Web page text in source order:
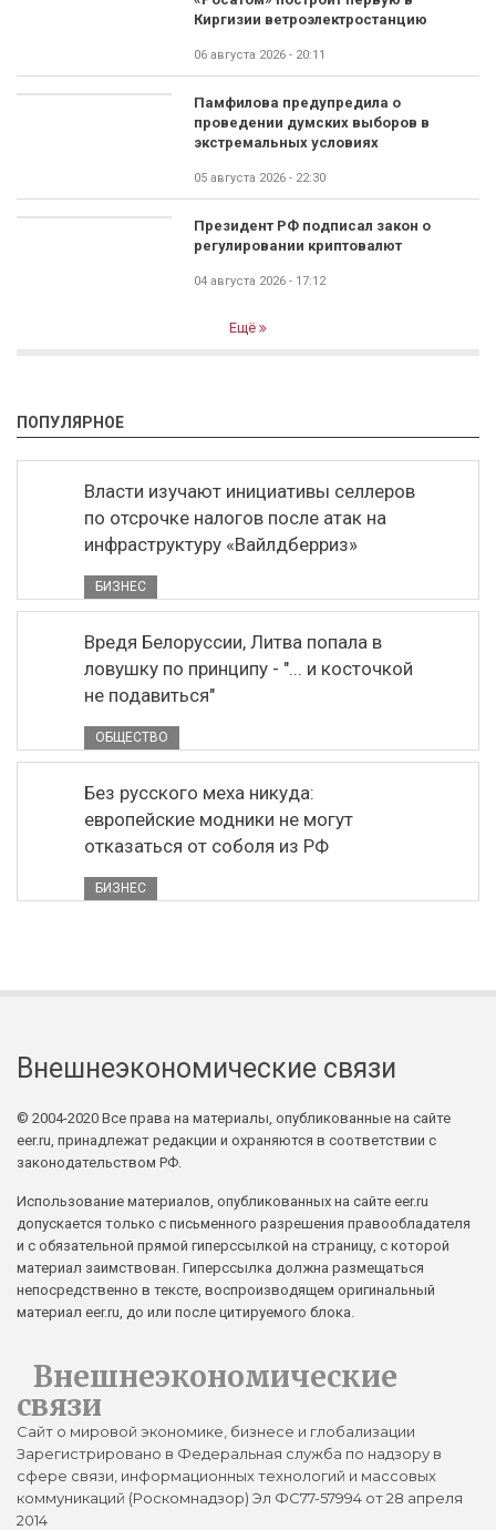
Киргизии ветроэлектростанцию
06 августа 2026 - 20:11
Памфилова предупредила о
проведении думских выборов в
экстремальных условиях
05 августа 2026 - 22:30
Президент РФ подписал закон о
регулировании криптовалют
04 августа 2026 - 17:12
Ещё
ПОПУЛЯРНОЕ
Власти изучают инициативы селлеров
по отсрочке налогов после атак на
инфраструктуру «Вайлдберриз»
БИЗНЕС
Вредя Белоруссии, Литва попала в
ловушку по принципу - "... и косточкой
не подавиться"
ОБЩЕСТВО
Без русского меха никуда:
европейские модники не могут
отказаться от соболя из РФ
БИЗНЕС
Внешнеэкономические связи
© 2004-2020 Все права на материалы, опубликованные на сайте
eer.ru, принадлежат редакции и охраняются в соответствии с
законодательством РФ.
Использование материалов, опубликованных на сайте eer.ru
допускается только с письменного разрешения правообладателя
и с обязательной прямой гиперссылкой на страницу, с которой
материал заимствован. Гиперссылка должна размещаться
непосредственно в тексте, воспроизводящем оригинальный
материал eer.ru, до или после цитируемого блока.
Внешнеэкономические
связи
Сайт о мировой экономике, бизнесе и глобализации
Зарегистрировано в Федеральная служба по надзору в
сфере связи, информационных технологий и массовых
коммуникаций (Роскомнадзор) Эл ФС77-57994 от 28 апреля
2014